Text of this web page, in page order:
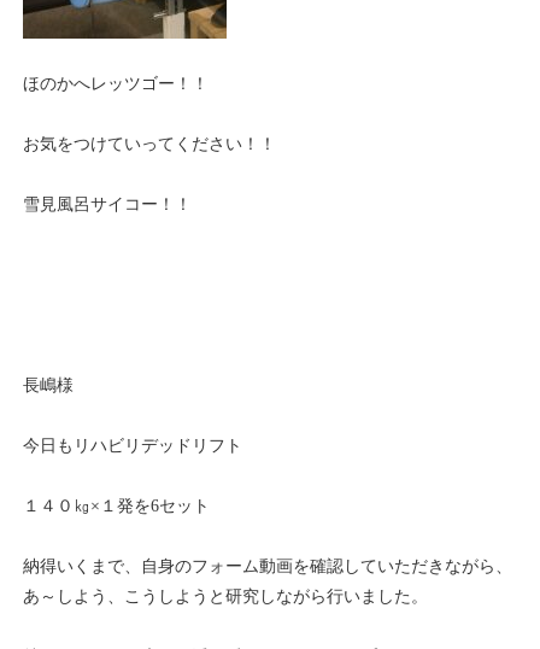
ほのかへレッツゴー！！
お気をつけていってください！！
雪見風呂サイコー！！
長嶋様
今日もリハビリデッドリフト
１４０㎏×１発を6セット
納得いくまで、自身のフォーム動画を確認していただきながら、
あ～しよう、こうしようと研究しながら行いました。